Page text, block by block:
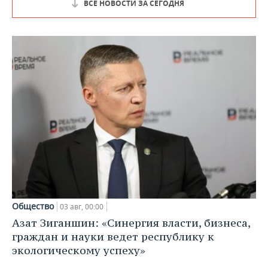
ВСЕ НОВОСТИ ЗА СЕГОДНЯ
Общество 03 авг, 00:00
Азат Зиганшин: «Синергия власти, бизнеса,
граждан и науки ведет республику к
экологическому успеху»